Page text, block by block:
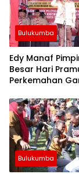
Bulukumba
Edy Manaf
Besar Hari
Perkemahan
Jamnas XII 2026
Bulukumba